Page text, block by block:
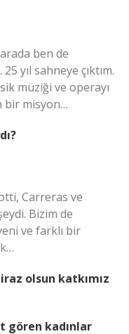
ben de
yıl sahneye çıktım.
müziği ve operayı
bir misyon…
Carreras ve
Bizim de
ve farklı bir
olsun katkımız
gören kadınlar